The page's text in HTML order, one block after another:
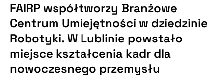
FAIRP współtworzy Branżowe
Centrum Umiejętności w dziedzinie
Robotyki. W Lublinie powstało
miejsce kształcenia kadr dla
nowoczesnego przemysłu